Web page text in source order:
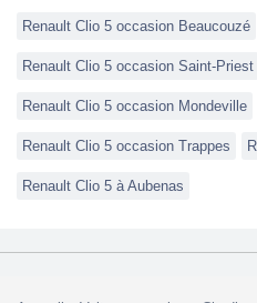
Renault Clio 5 occasion Beaucouzé
Renault Clio 5 occasion Saint-Priest
Renault Clio 5 occasion Mondeville
Renault Clio 5 occasion Trappes
Renault Clio 5 à Aubenas